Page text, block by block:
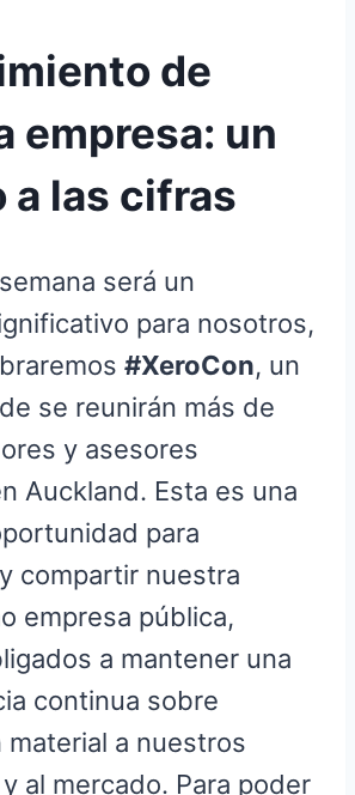
de
empresa: un
a las cifras
será un
para nosotros,
#XeroCon, un
se reunirán más de
y asesores
Auckland. Esta es una
para
compartir nuestra
empresa pública,
a mantener una
continua sobre
material a nuestros
al mercado. Para poder